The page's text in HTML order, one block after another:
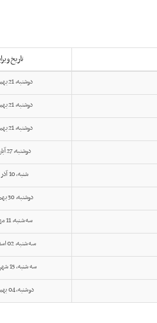
تاریخ
دوشنبه, 21 بهمن 1404
دوشنبه, 21 بهمن 1404
دوشنبه, 21 بهمن 1404
دوشنبه, 27 آبان 1404
شنبه, 10 آذر 1403
دوشنبه, 30 بهمن 1402
سه شنبه, 11 مهر 1402
سه شنبه, 02 اسفند 1401
سه شنبه, 15 شهریور 1401
دوشنبه, 04 بهمن 1400